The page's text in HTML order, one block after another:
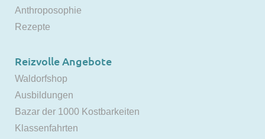
Anthroposophie
Rezepte
Reizvolle Angebote
Waldorfshop
Ausbildungen
Bazar der 1000 Kostbarkeiten
Klassenfahrten